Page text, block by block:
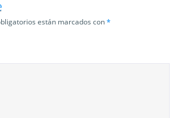
están marcados con*